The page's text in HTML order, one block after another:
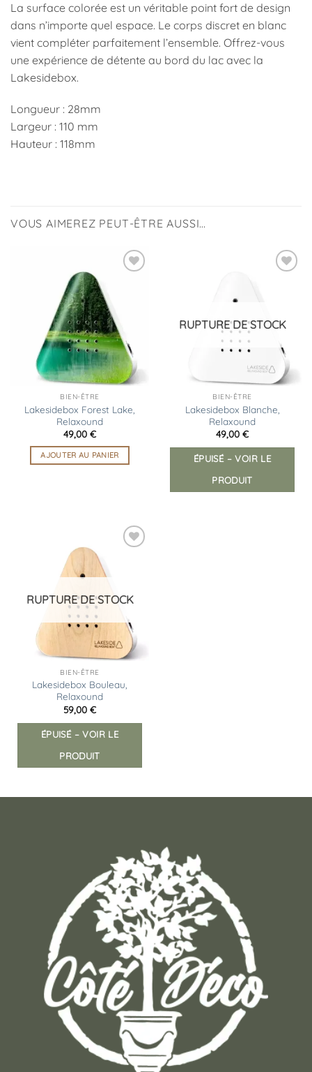
La surface colorée est un véritable point fort de design
dans n’importe quel espace. Le corps discret en blanc
vient compléter parfaitement l’ensemble. Offrez-vous
une expérience de détente au bord du lac avec la
Lakesidebox.
Longueur : 28mm
Largeur : 110 mm
Hauteur : 118mm
VOUS AIMEREZ PEUT-ÊTRE AUSSI…
BIEN-ÊTRE
Lakesidebox Forest Lake,
Relaxound
49,00 €
AJOUTER AU PANIER
RUPTURE DE STOCK
BIEN-ÊTRE
Lakesidebox Blanche,
Relaxound
49,00 €
ÉPUISÉ – VOIR LE
PRODUIT
RUPTURE DE STOCK
BIEN-ÊTRE
Lakesidebox Bouleau,
Relaxound
59,00 €
ÉPUISÉ – VOIR LE
PRODUIT